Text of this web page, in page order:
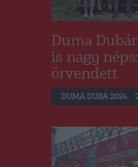
Duma
is nagy
örvendett
DUMA DUBA 2024